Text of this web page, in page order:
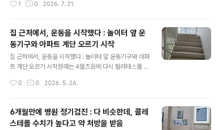
여겼을꼬.이번에 지어온 약 중 2개 정도는 먹지 않고, 꿍쳐
달라붙는 끈적한 눈꼽은 고름과 비슷했다. 지난번 아이가
례구나.결막염이 옮고 그러는건 아닐텐데. 아이는 이미 한
10일 전에 앓았는데.. 그냥 몸이 안 좋아서 눈에도 결막염
이 생겼나보다.아이가 받아온 안약은 2번을 넣고나니 바닥
이 났다. 월요일 아침에 상태가 나빠지면 병원을 가야겠다
마음 먹었다.눈은 다행이 병원에 가야할 정도로 아프지 않
병중병후에 먹으면 좋다는 영양제도 샀다. # 다시 목감기
1 0 2026. 7. 21.
집 근처에서, 운동을 시작했다 : 놀이터 앞 운
동기구와 아파트 계단 오르기 시작
집 근처에서, 운동을 시작했다 : 놀이터 앞 운동기구와 아파
트 계단 오르기 시작원래는 4월즈음에 다시 필라테스를 시
받을까? 했지만, 그조차도 싫었다. 일단 가기가 싫다.결국
했다.1개 말고 2개씩.약간 위험해서 조심조심 올라간다.엄
청 힘들다. 중간에 한계가 와서 헉헉대지만 그래도 끝까지
0 0 2026. 5. 26.
6개월만에 병원 정기검진 : 다 비슷한데, 콜레
스테롤 수치가 높다고 약 처방을 받음